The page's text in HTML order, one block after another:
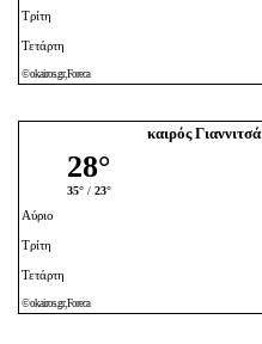
καιρός Γιαννιτσά